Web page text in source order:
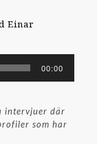
Einar
00:00
intervjuer där
som har